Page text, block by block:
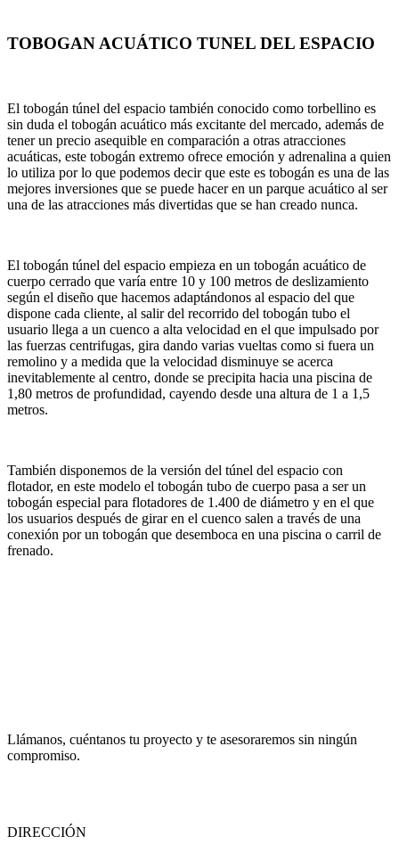
TOBOGAN ACUÁTICO TUNEL DEL ESPACIO
El tobogán túnel del espacio también conocido como torbellino es
sin duda el tobogán acuático más excitante del mercado, además de
tener un precio asequible en comparación a otras atracciones
acuáticas, este tobogán extremo ofrece emoción y adrenalina a quien
lo utiliza por lo que podemos decir que este es tobogán es una de las
mejores inversiones que se puede hacer en un parque acuático al ser
una de las atracciones más divertidas que se han creado nunca.
El tobogán túnel del espacio empieza en un tobogán acuático de
cuerpo cerrado que varía entre 10 y 100 metros de deslizamiento
según el diseño que hacemos adaptándonos al espacio del que
dispone cada cliente, al salir del recorrido del tobogán tubo el
usuario llega a un cuenco a alta velocidad en el que impulsado por
las fuerzas centrifugas, gira dando varias vueltas como si fuera un
remolino y a medida que la velocidad disminuye se acerca
inevitablemente al centro, donde se precipita hacia una piscina de
1,80 metros de profundidad, cayendo desde una altura de 1 a 1,5
metros.
También disponemos de la versión del túnel del espacio con
flotador, en este modelo el tobogán tubo de cuerpo pasa a ser un
tobogán especial para flotadores de 1.400 de diámetro y en el que
los usuarios después de girar en el cuenco salen a través de una
conexión por un tobogán que desemboca en una piscina o carril de
frenado.
Llámanos, cuéntanos tu proyecto y te asesoraremos sin ningún
compromiso.
DIRECCIÓN